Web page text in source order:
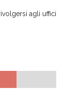
agli uffici